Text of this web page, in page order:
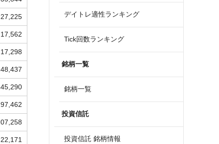
27,225
17,562
17,298
22,171
デイトレ適性ランキング
Tick回数ランキング
銘柄一覧
銘柄一覧
投資信託
投資信託 銘柄情報